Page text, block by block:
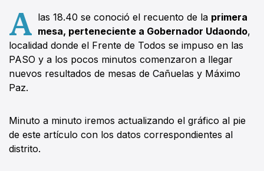
A las 18.40 se conoció el recuento de la primera
mesa, perteneciente a Gobernador Udaondo,
localidad donde el Frente de Todos se impuso en las
PASO y a los pocos minutos comenzaron a llegar
nuevos resultados de mesas de Cañuelas y Máximo
Paz.
Minuto a minuto iremos actualizando el gráfico al pie
de este artículo con los datos correspondientes al
distrito.